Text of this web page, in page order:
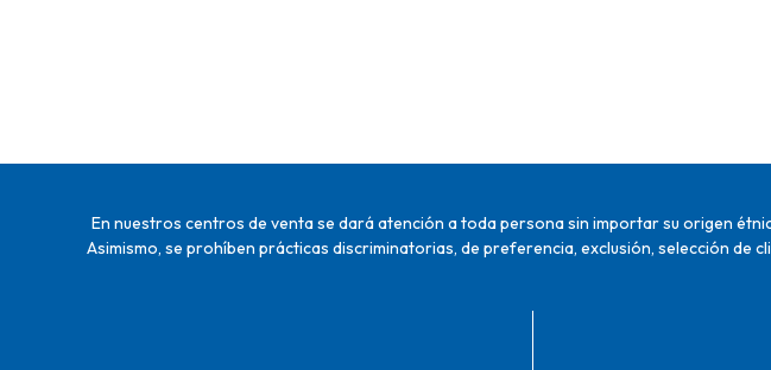
En nuestros centros de venta se dará atención a toda persona sin importar su origen
Asimismo, se prohíben prácticas discriminatorias, de preferencia, exclusión, selección